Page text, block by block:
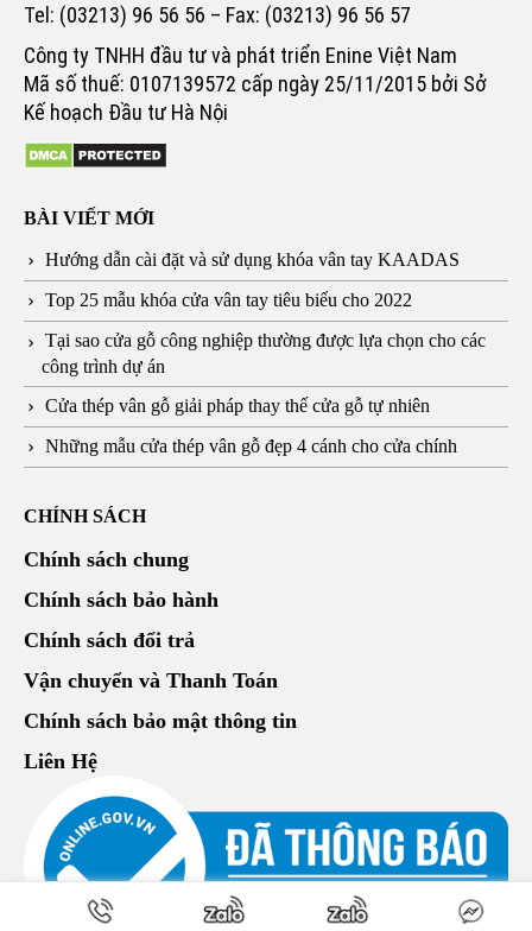
Tel: (03213) 96 56 56 – Fax: (03213) 96 56 57
Công ty TNHH đầu tư và phát triển Enine Việt Nam
Mã số thuế: 0107139572 cấp ngày 25/11/2015 bởi Sở
Kế hoạch Đầu tư Hà Nội
BÀI VIẾT MỚI
Hướng dẫn cài đặt và sử dụng khóa vân tay KAADAS
Top 25 mẫu khóa cửa vân tay tiêu biểu cho 2022
Tại sao cửa gỗ công nghiệp thường được lựa chọn cho các
công trình dự án
Cửa thép vân gỗ giải pháp thay thế cửa gỗ tự nhiên
Những mẫu cửa thép vân gỗ đẹp 4 cánh cho cửa chính
CHÍNH SÁCH
Chính sách chung
Chính sách bảo hành
Chính sách đổi trả
Vận chuyển và Thanh Toán
Chính sách bảo mật thông tin
Liên Hệ